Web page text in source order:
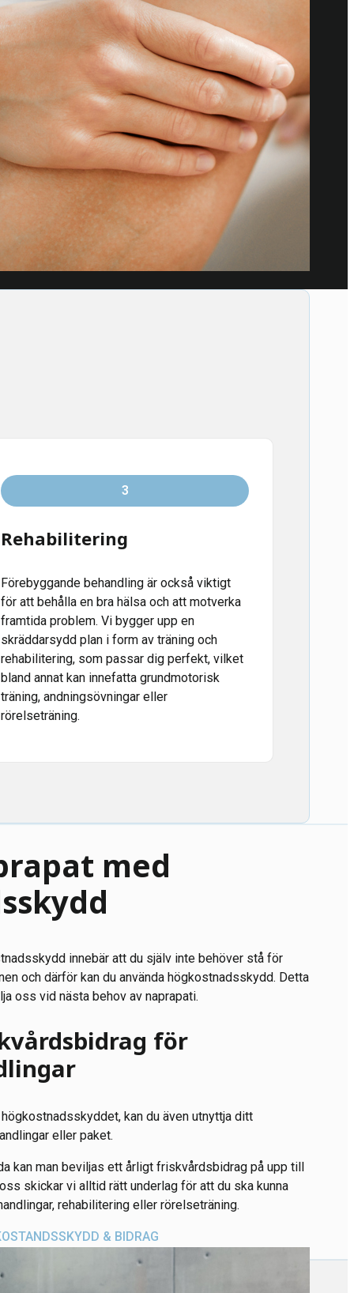
3
Rehabilitering
Förebyggande behandling är också viktigt
för att behålla en bra hälsa och att motverka
framtida problem. Vi bygger upp en
skräddarsydd plan i form av träning och
rehabilitering, som passar dig perfekt, vilket
bland annat kan innefatta grundmotorisk
träning, andningsövningar eller
rörelseträning.
med
innebär att du själv inte behöver stå för
och därför kan du använda högkostnadsskydd. Detta
oss vid nästa behov av naprapati.
för
kan du även utnyttja ditt
eller paket.
kan man beviljas ett årligt friskvårdsbidrag på upp till
skickar vi alltid rätt underlag för att du ska kunna
rehabilitering eller rörelseträning.
& BIDRAG